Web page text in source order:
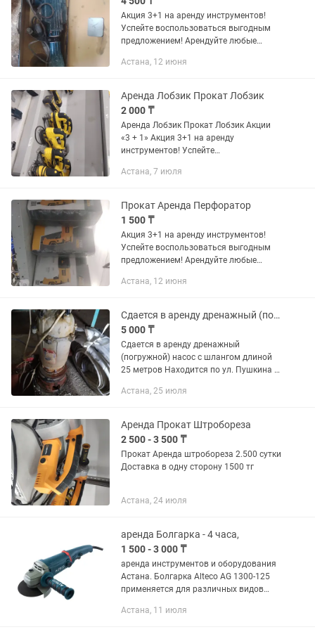
Акция 3+1 на аренду инструментов!
Успейте воспользоваться выгодным
предложением! Арендуйте любые
день в подарок! Мы рады помочь вам
Астана, 12 июня
Аренда Лобзик Прокат Лобзик
2 000 ₸
Аренда Лобзик Прокат Лобзик Акции
«3 + 1» Акция 3+1 на аренду
инструментов! Успейте
предложением! Арендуйте любые
день в подарок! Мы...
Астана, 7 июля
Прокат Аренда Перфоратор
1 500 ₸
Акция 3+1 на аренду инструментов!
Успейте воспользоваться выгодным
предложением! Арендуйте любые
день в подарок! Мы рады помочь вам
Астана, 12 июня
Сдается в аренду дренажный (погружной) насос, НЕ дорого
5 000 ₸
Сдается в аренду дренажный
(погружной) насос с шлангом длиной
25 метров Находится по ул. Пушкина в
аренды: 5000 тенге в сутки! // Залог за
Астана, 25 июля
Аренда Прокат Штробореза
2 500 - 3 500 ₸
Прокат Аренда штробореза 2.500 сутки
Доставка в одну сторону 1500 тг
Астана, 24 июля
аренда Болгарка - 4 часа,
1 500 - 3 000 ₸
аренда инструментов и оборудования
Астана. Болгарка Alteco AG 1300-125
применяется для различных видов
металлов и других материалов.
Астана, 11 июля